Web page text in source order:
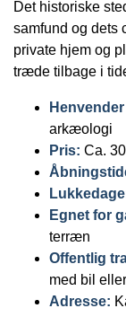
Det historiske
samfund og dets
private hjem og
træde tilbage i
arkæologi
Pris: Ca.
Egnet for
terræn
Offentlig
med bil
Adresse: